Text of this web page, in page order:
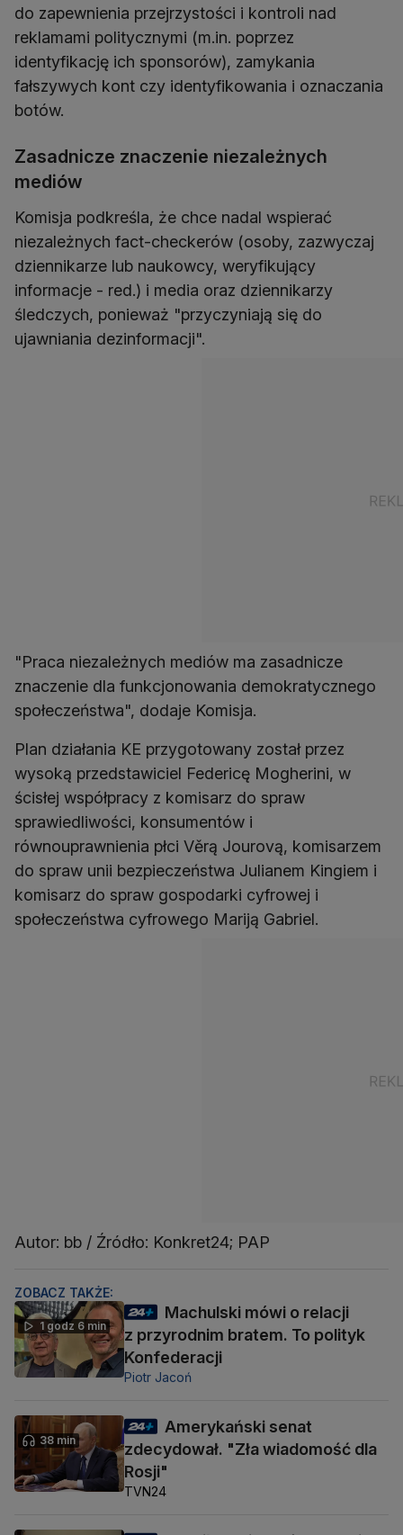
do zapewnienia przejrzystości i kontroli nad
reklamami politycznymi (m.in. poprzez
identyfikację ich sponsorów), zamykania
fałszywych kont czy identyfikowania i oznaczania
botów.
Zasadnicze znaczenie niezależnych
mediów
Komisja podkreśla, że chce nadal wspierać
niezależnych fact-checkerów (osoby, zazwyczaj
dziennikarze lub naukowcy, weryfikujący
informacje - red.) i media oraz dziennikarzy
śledczych, ponieważ "przyczyniają się do
ujawniania dezinformacji".
"Praca niezależnych mediów ma zasadnicze
znaczenie dla funkcjonowania demokratycznego
społeczeństwa", dodaje Komisja.
Plan działania KE przygotowany został przez
wysoką przedstawiciel Federicę Mogherini, w
ścisłej współpracy z komisarz do spraw
sprawiedliwości, konsumentów i
równouprawnienia płci Věrą Jourovą, komisarzem
do spraw unii bezpieczeństwa Julianem Kingiem i
komisarz do spraw gospodarki cyfrowej i
społeczeństwa cyfrowego Mariją Gabriel.
Autor: bb / Źródło: Konkret24; PAP
ZOBACZ TAKŻE:
1 godz 6 min
Machulski mówi o relacji
z przyrodnim bratem. To polityk
Konfederacji
Piotr Jacoń
38 min
Amerykański senat
zdecydował. "Zła wiadomość dla
Rosji"
TVN24